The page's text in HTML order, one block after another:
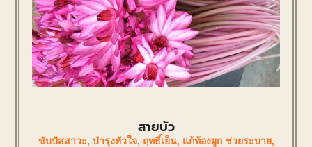
สายบัว
ขับปัสสาวะ, บำรุงหัวใจ, ฤทธิ์เย็น, แก้ท้องผูก ช่วยระบาย,